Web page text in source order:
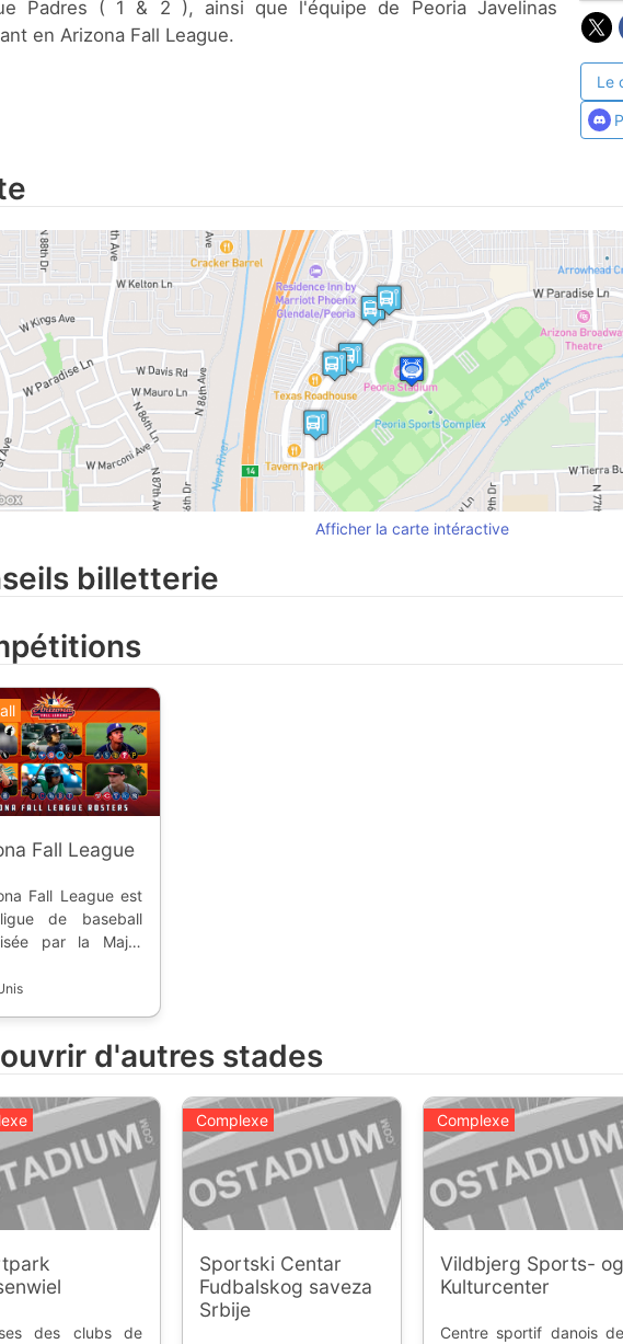
Padres ( 1 & 2 ), ainsi que l'équipe de Peoria Javelinas
en Arizona Fall League.
Le
Afficher la carte intéractive
billetterie
Fall League
Fall League est
de baseball
par la Major
dans l'état de
permet à la ligue
des Etats-Unis
évoluer les
prospects des
mineures.
d'autres stades
des clubs de
Complexe
Sportski Centar
Fudbalskog saveza
Srbije
Complexe
Vildbjerg Sports- og
Kulturcenter
Centre sportif danois de